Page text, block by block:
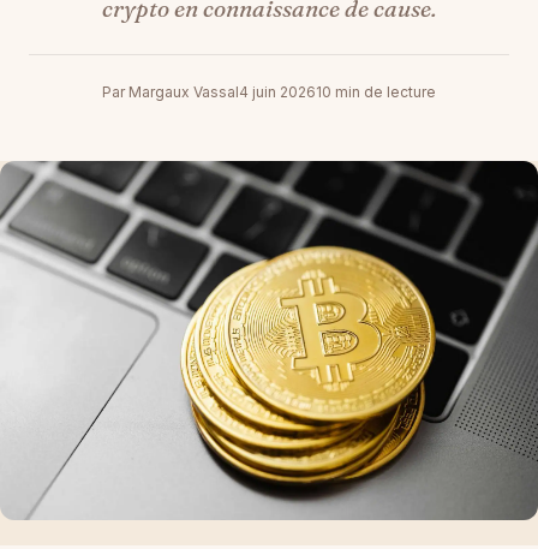
crypto en connaissance de cause.
Par Margaux Vassal4 juin 202610 min de lecture